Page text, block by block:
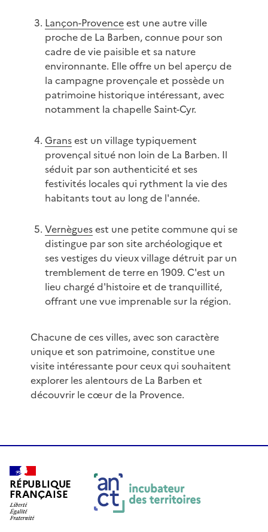
Lançon-Provenceest une autre ville
proche de La Barben, connue pour son
cadre de vie paisible et sa nature
environnante. Elle offre un bel aperçu de
la campagne provençale et possède un
patrimoine historique intéressant, avec
notamment la chapelle Saint-Cyr.
Gransest un village typiquement
provençal situé non loin de La Barben. Il
séduit par son authenticité et ses
festivités locales qui rythment la vie des
habitants tout au long de l'année.
Vernèguesest une petite commune qui se
distingue par son site archéologique et
ses vestiges du vieux village détruit par un
tremblement de terre en 1909. C'est un
lieu chargé d'histoire et de tranquillité,
offrant une vue imprenable sur la région.
Chacune de ces villes, avec son caractère
unique et son patrimoine, constitue une
visite intéressante pour ceux qui souhaitent
explorer les alentours de La Barben et
découvrir le cœur de la Provence.
RÉPUBLIQUE
FRANÇAISE